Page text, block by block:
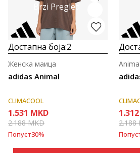
Brzi Pregled
Достапна боја:2
adidas Animal
Женска маица
CLIMACOOL
1.531 MKD
2.188MKD
Попуст30%
Animal
1.312
2.188